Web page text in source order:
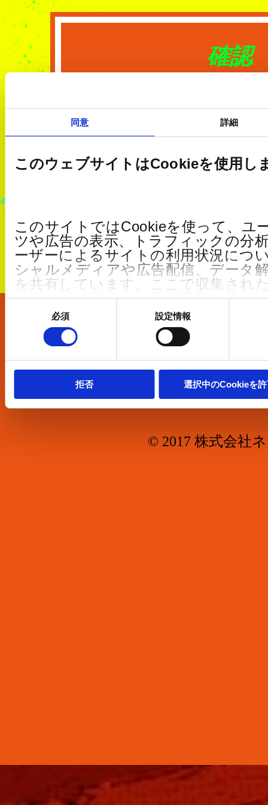
同意 詳細
このウェブサイトはCookieを使用し
このサイトではCookieを使って、ユ
ツや広告の表示、トラフィックの分
ーザーによるサイトの利用状況につ
シャルメディアや広告配信、データ
を共有しています。ここで収集され
ートナーに提供した他の情報や各パ
した際に収集された情報と組み合わ
て使用されることがあります。
クッキーポリシーは
こちら
We work with 5 third partieswho
information.
同
必須 設定情報
拒否 選択中のCookieを
確認
お問合せ
© 2017 株式会社